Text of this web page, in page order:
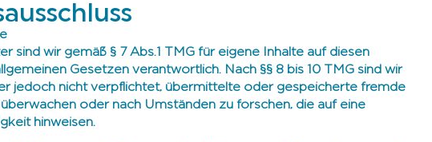
sind wir gemäß § 7 Abs.1 TMG für eigene Inhalte auf diesen
Gesetzen verantwortlich. Nach §§ 8 bis 10 TMG sind wir
jedoch nicht verpflichtet, übermittelte oder gespeicherte fremde
oder nach Umständen zu forschen, die auf eine
hinweisen.